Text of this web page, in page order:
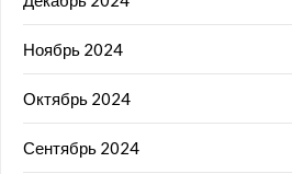
Ноябрь 2024
Октябрь 2024
Сентябрь 2024